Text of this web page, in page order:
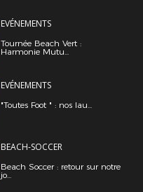
EVÉNEMENTS
Tournée Beach Vert :
Harmonie Mutu...
EVÉNEMENTS
"Toutes Foot " : nos lau...
BEACH-SOCCER
Beach Soccer : retour sur notre
jo...